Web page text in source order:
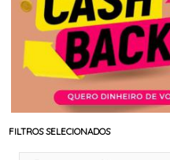
FILTROS SELECIONADOS